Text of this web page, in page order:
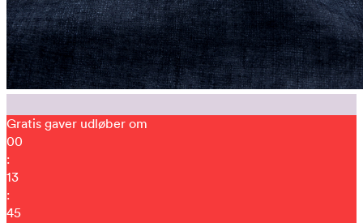
Gratis gaver udløber om
00
:
13
:
45